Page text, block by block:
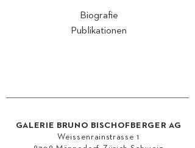
Biografie
Publikationen
GALERIE BRUNO BISCHOFBERGER AG
Weissenrainstrasse 1